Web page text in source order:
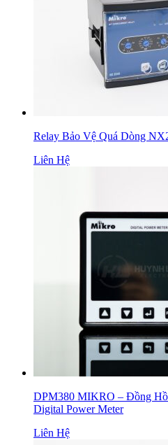
Relay Bảo Vệ Quá Dòng
Liên Hệ
DPM380 MIKRO – Đồng
Digital Power Meter
Liên Hệ